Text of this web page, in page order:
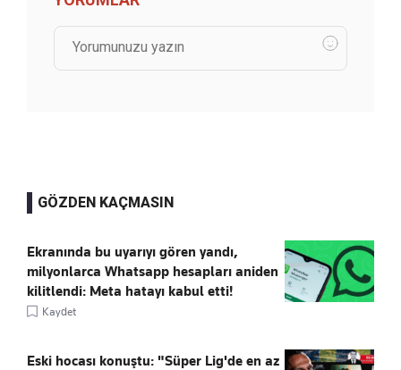
GÖZDEN KAÇMASIN
Ekranında bu uyarıyı gören yandı,
milyonlarca Whatsapp hesapları aniden
kilitlendi: Meta hatayı kabul etti!
Kaydet
Eski hocası konuştu: "Süper Lig'de en az